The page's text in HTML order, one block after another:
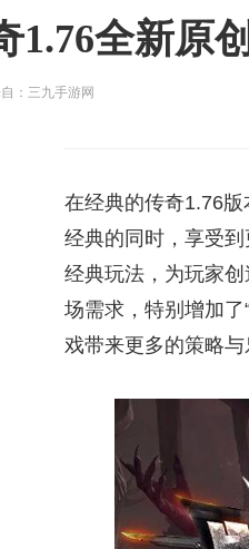
1.76全新原
：三九手游网
在经典的传奇1.76
经典的同时，享受
经典玩法，为玩家
场需求，特别增加
戏带来更多的策略与